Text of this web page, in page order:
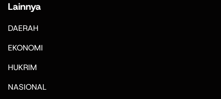
Lainnya
DAERAH
EKONOMI
HUKRIM
NASIONAL